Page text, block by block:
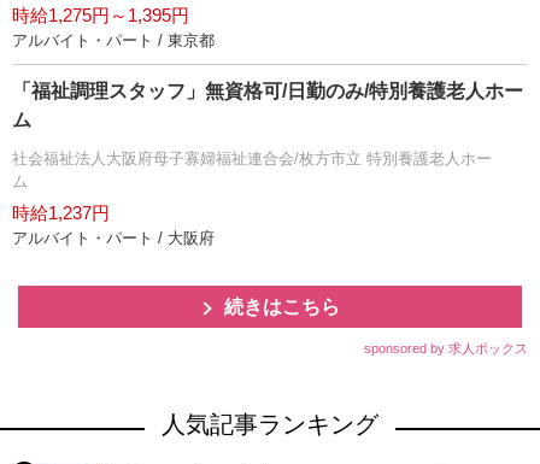
時給1,275円～1,395円
アルバイト・パート / 東京都
「福祉調理スタッフ」無資格可/日勤のみ/特別養護老人ホー
ム
社会福祉法人大阪府母子寡婦福祉連合会/枚方市立 特別養護老人ホー
ム
時給1,237円
アルバイト・パート / 大阪府
続きはこちら
sponsored by 求人ボックス
人気記事ランキング